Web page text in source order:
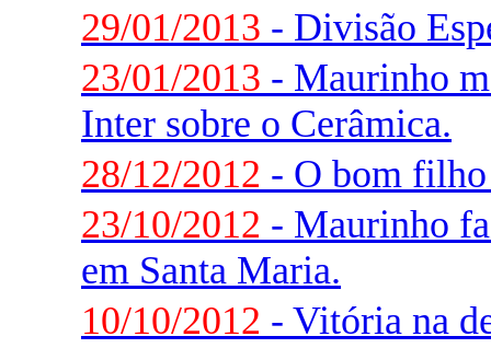
29/01/2013 - Divisão
23/01/2013 - Maurinho
Inter sobre o Cerâmica.
28/12/2012 - O bom
23/10/2012 - Maurinho
em Santa Maria.
10/10/2012 - Vitória na